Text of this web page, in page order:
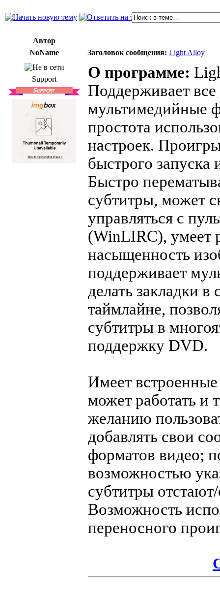
Автор
NoName
Заголовок сообщения: Light Alloy
Support О программе:
Поддерживает
мультимедийные
простота
настроек.
быстрого
Быстро
субтитры, может
управляться с
(WinLIRC), умеет
насыщенность
поддерживает
делать закладки в
таймлайне,
субтитры в
поддержку DVD.
Имеет
может работать и
желанию
добавлять свои
форматов видео;
возможностью
субтитры
Возможность
переносного